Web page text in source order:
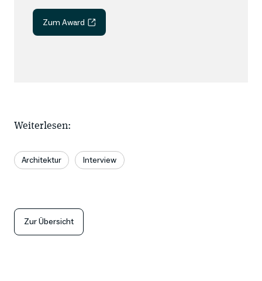
Zum Award
Weiterlesen:
Architektur Interview
Zur Übersicht